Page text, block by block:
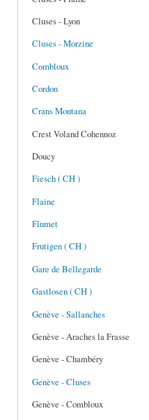
Cluses - Lyon
Cluses - Morzine
Combloux
Cordon
Crans Montana
Crest Voland Cohennoz
Doucy
Fiesch ( CH )
Flaine
Flumet
Frutigen ( CH )
Gare de Bellegarde
Gastlosen ( CH )
Genève - Sallanches
Genève - Araches la Frasse
Genève - Chambéry
Genève - Cluses
Genève - Combloux